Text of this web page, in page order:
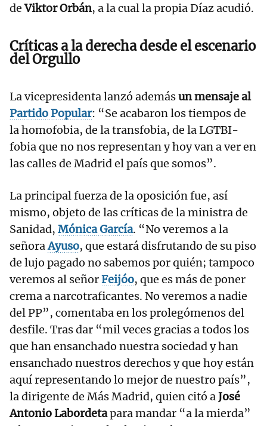
deViktor Orbán, a la cual la propia Díaz acudió.
Críticas a la derecha desde el escenario
del Orgullo
La vicepresidenta lanzó ademásun mensaje al
Partido Popular: “Se acabaron los tiempos de
la homofobia, de la transfobia, de la LGTBI-
fobia que no nos representan y hoy van a ver en
las calles de Madrid el país que somos”.
La principal fuerza de la oposición fue, así
mismo, objeto de las críticas de la ministra de
Sanidad, Mónica García. “No veremos a la
señoraAyuso, que estará disfrutando de su piso
de lujo pagado no sabemos por quién; tampoco
veremos al señorFeijóo, que es más de poner
crema a narcotraficantes. No veremos a nadie
del PP”, comentaba en los prolegómenos del
desfile. Tras dar “mil veces gracias a todos los
que han ensanchado nuestra sociedad y han
ensanchado nuestros derechos y que hoy están
aquí representando lo mejor de nuestro país”,
la dirigente de Más Madrid, quien citó aJosé
Antonio Labordetapara mandar “a la mierda”